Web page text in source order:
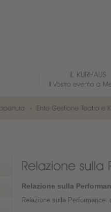
Relazione sulla
Relazione sulla